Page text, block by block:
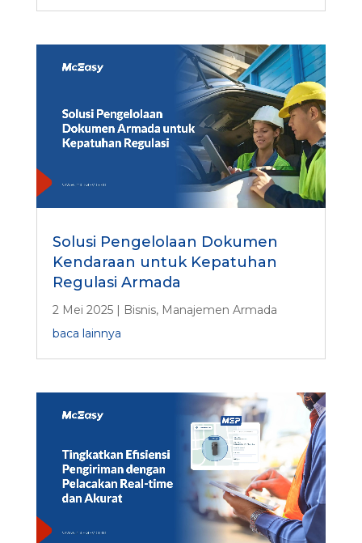
Solusi Pengelolaan Dokumen
Kendaraan untuk Kepatuhan
Regulasi Armada
2 Mei 2025| Bisnis, Manajemen Armada
baca lainnya